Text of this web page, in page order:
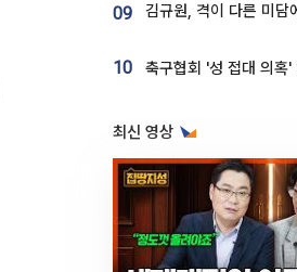
09
10
최신 영상